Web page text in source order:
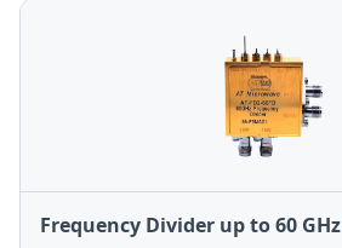
Frequency Divider up to 60 GHz